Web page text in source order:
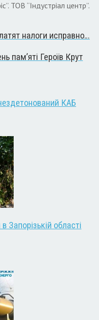
ТОВ “Індустріал центр”.
налоги исправно…
пам’яті Героїв Крут
КАБ
Запорізькій області